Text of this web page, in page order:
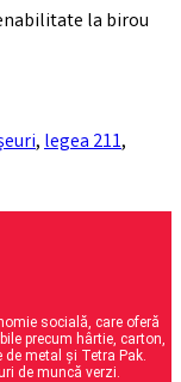
la birou
,legea 211,
socială, care oferă
precum hârtie, carton,
de metal și Tetra Pak.
de muncă verzi.